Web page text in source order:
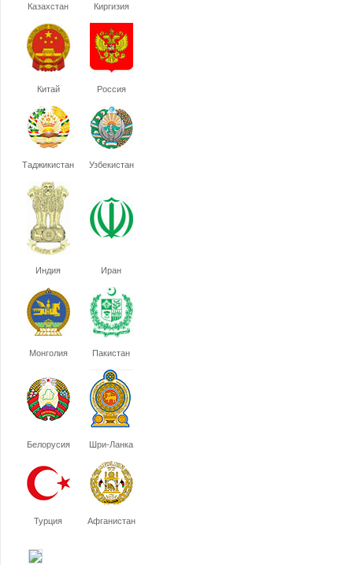
Казахстан Киргизия
Китай Россия
Таджикистан Узбекистан
Индия Иран
Монголия Пакистан
Белорусия Шри-Ланка
Турция Афганистан